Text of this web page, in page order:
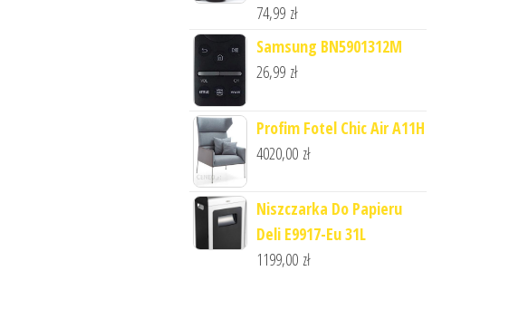
74,99 zł
Samsung BN5901312M
26,99 zł
Profim Fotel Chic Air A11H
4020,00 zł
Niszczarka Do Papieru
Deli E9917-Eu 31L
1199,00 zł